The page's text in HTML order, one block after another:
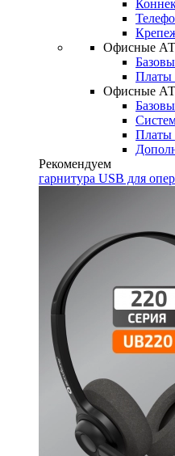
Офисные
Платы
Офисные
Платы
Рекомендуем
гарнитура USB для